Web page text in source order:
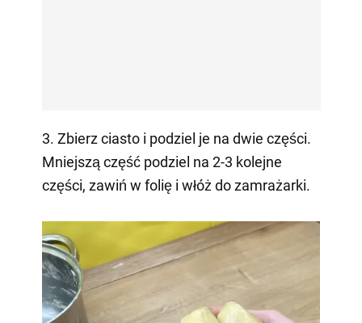
3. Zbierz ciasto i podziel je na dwie części.
Mniejszą część podziel na 2-3 kolejne
części, zawiń w folię i włóż do zamrażarki.